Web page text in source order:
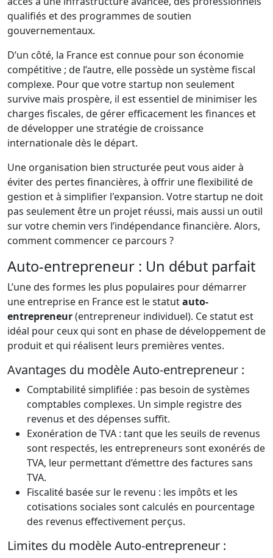
qualifiés et des programmes de soutien
gouvernementaux.
D’un côté, la France est connue pour son économie
compétitive ; de l’autre, elle possède un système fiscal
complexe. Pour que votre startup non seulement
survive mais prospère, il est essentiel de minimiser les
charges fiscales, de gérer efficacement les finances et
de développer une stratégie de croissance
internationale dès le départ.
Une organisation bien structurée peut vous aider à
éviter des pertes financières, à offrir une flexibilité de
gestion et à simplifier l'expansion. Votre startup ne doit
pas seulement être un projet réussi, mais aussi un outil
sur votre chemin vers l’indépendance financière. Alors,
comment commencer ce parcours ?
Auto-entrepreneur : Un début parfait
L’une des formes les plus populaires pour démarrer
une entreprise en France est le statutauto-
entrepreneur(entrepreneur individuel). Ce statut est
idéal pour ceux qui sont en phase de développement de
produit et qui réalisent leurs premières ventes.
Avantages du modèle Auto-entrepreneur :
Comptabilité simplifiée : pas besoin de systèmes
comptables complexes. Un simple registre des
revenus et des dépenses suffit.
Exonération de TVA : tant que les seuils de revenus
sont respectés, les entrepreneurs sont exonérés de
TVA, leur permettant d’émettre des factures sans
TVA.
Fiscalité basée sur le revenu : les impôts et les
cotisations sociales sont calculés en pourcentage
des revenus effectivement perçus.
Limites du modèle Auto-entrepreneur :